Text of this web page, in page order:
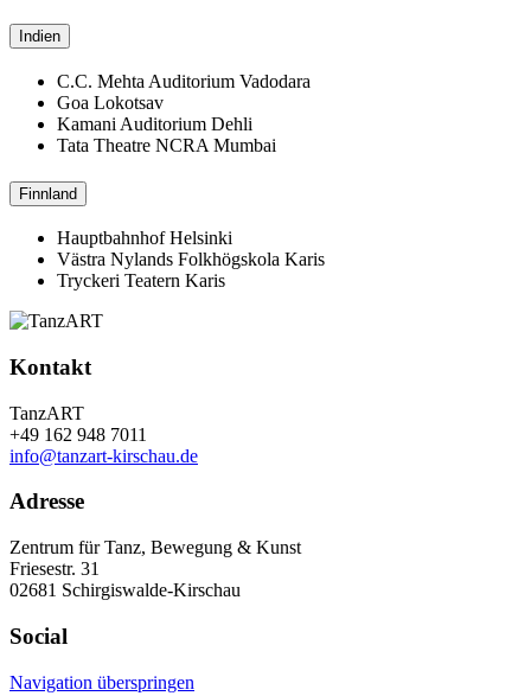
Indien
C.C. Mehta Auditorium Vadodara
Goa Lokotsav
Kamani Auditorium Dehli
Tata Theatre NCRA Mumbai
Finnland
Hauptbahnhof Helsinki
Västra Nylands Folkhögskola Karis
Tryckeri Teatern Karis
Kontakt
TanzART
+49 162 948 7011
info@tanzart-kirschau.de
Adresse
Zentrum für Tanz, Bewegung & Kunst
Friesestr. 31
02681 Schirgiswalde-Kirschau
Social
Navigation überspringen